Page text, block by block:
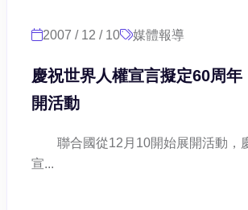
2007 / 12 / 10 媒體報導
慶祝世界人權宣言擬定60周年
開活動
聯合國從12月10開始展開活動，
宣...